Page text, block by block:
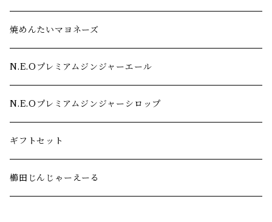
18社セット
辛子明太子からすみ
八味明太子からすみ
山椒明太子からすみ
柚子明太子からすみ
燻製辛子明太子
焼めんたいマヨネーズ
N.E.Oプレミアムジンジャーエール
N.E.Oプレミアムジンジャーシロップ
ギフトセット
櫛田じんじゃーえーる